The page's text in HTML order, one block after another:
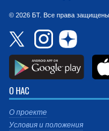
© 2026 БТ. Все права защищены.
О НАС
О проекте
Условия и положения